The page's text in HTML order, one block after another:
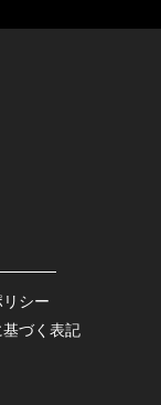
シー
づく表記